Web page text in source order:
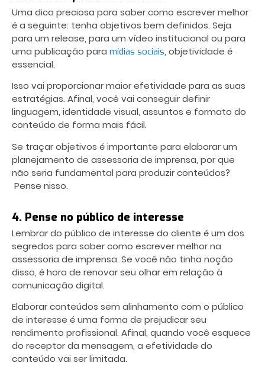
Uma dica preciosa para saber como escrever melhor
é a seguinte: tenha objetivos bem definidos. Seja
para um release, para um vídeo institucional ou para
uma publicação para mídias sociais, objetividade é
essencial.
Isso vai proporcionar maior efetividade para as suas
estratégias. Afinal, você vai conseguir definir
linguagem, identidade visual, assuntos e formato do
conteúdo de forma mais fácil.
Se traçar objetivos é importante para elaborar um
planejamento de assessoria de imprensa, por que
não seria fundamental para produzir conteúdos?
Pense nisso.
4. Pense no público de interesse
Lembrar do público de interesse do cliente é um dos
segredos para saber como escrever melhorna
assessoria de imprensa. Se você não tinha noção
disso, é hora de renovar seu olhar em relação à
comunicação digital.
Elaborar conteúdos sem alinhamento com o público
de interesse é uma forma de prejudicar seu
rendimento profissional. Afinal, quando você esquece
do receptor da mensagem, a efetividade do
conteúdo vai ser limitada.